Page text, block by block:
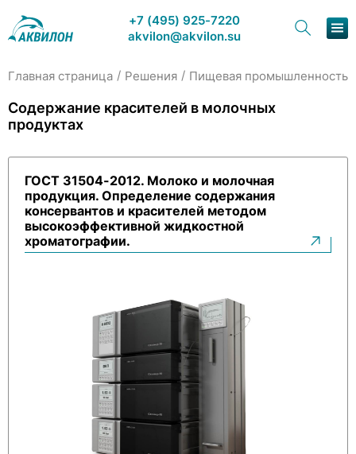
+7 (495) 925-7220
akvilon@akvilon.su
Сервис и ремонт
Главная страница / Решения / Пищевая промышленность
Содержание красителей в молочных
продуктах
ГОСТ 31504-2012. Молоко и молочная
продукция. Определение содержания
консервантов и красителей методом
высокоэффективной жидкостной
хроматографии.